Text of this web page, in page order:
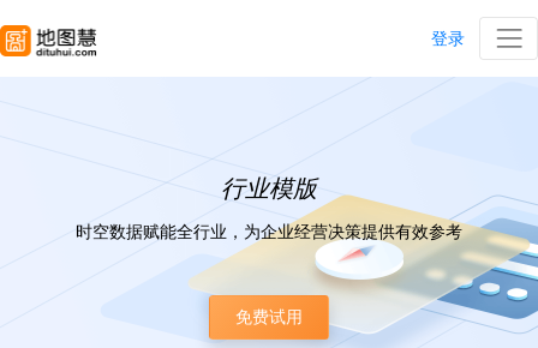
登录
行业模版
时空数据赋能全行业，为企业经营决策提供有效参考
免费试用